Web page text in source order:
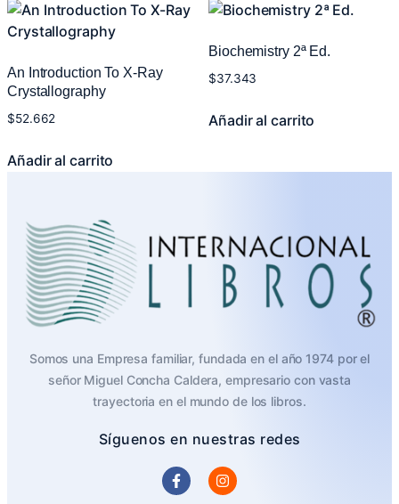
An Introduction To X-Ray
Crystallography
$52.662
Añadir al carrito
Biochemistry 2ª Ed.
$37.343
Añadir al carrito
Somos una Empresa familiar, fundada en el año 1974 por el
señor Miguel Concha Caldera, empresario con vasta
trayectoria en el mundo de los libros.
Síguenos en nuestras redes